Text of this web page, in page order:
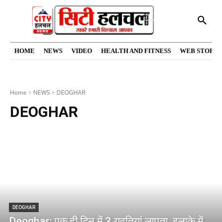
HOME NEWS VIDEO HEALTH AND FITNESS WEB
Home NEWS DEOGHAR
DEOGHAR
DEOGHAR